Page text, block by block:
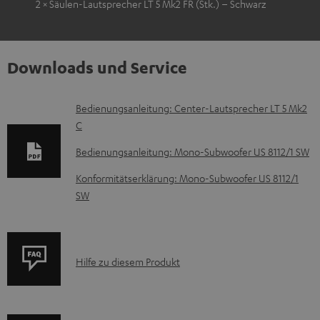
2 × Säulen-Lautsprecher LT 5 Mk2 FR (Stk.) – Schwarz
Downloads und Service
D
o
k
u
m
t
Bedienungsanleitung: Center-Lautsprecher LT 5 Mk2
C
Bedienungsanleitung: Mono-Subwoofer US 8112/1 SW
Konformitätserklärung: Mono-Subwoofer US 8112/1
SW
P
Hilfe zu diesem Produkt